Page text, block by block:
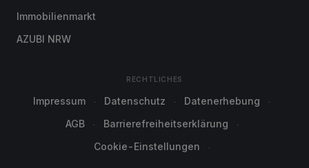
Immobilienmarkt
AZUBI NRW
RECHTLICHES
Impressum Datenschutz
Datenerhebung
AGB
Barrierefreiheitserklärung
Cookie-Einstellungen